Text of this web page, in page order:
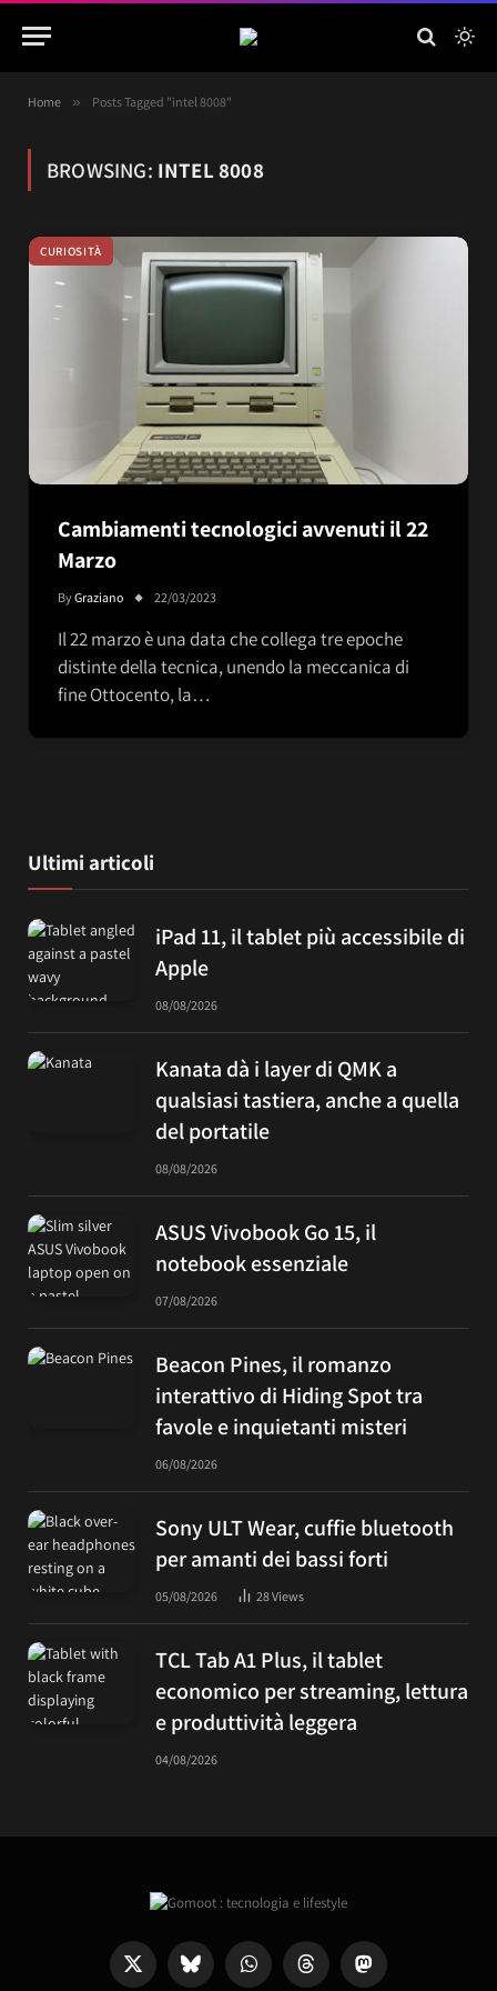
Home » Posts Tagged "intel 8008"
BROWSING: INTEL 8008
CURIOSITÀ
Cambiamenti tecnologici avvenuti il 22
Marzo
ByGraziano 22/03/2023
Il 22 marzo è una data che collega tre epoche
distinte della tecnica, unendo la meccanica di
fine Ottocento, la…
Ultimi articoli
iPad 11, il tablet più accessibile di
Apple
08/08/2026
Kanata dà i layer di QMK a
qualsiasi tastiera, anche a quella
del portatile
08/08/2026
ASUS Vivobook Go 15, il
notebook essenziale
07/08/2026
Beacon Pines, il romanzo
interattivo di Hiding Spot tra
favole e inquietanti misteri
06/08/2026
Sony ULT Wear, cuffie bluetooth
per amanti dei bassi forti
05/08/2026 28Views
TCL Tab A1 Plus, il tablet
economico per streaming, lettura
e produttività leggera
04/08/2026
X
Bluesky WhatsAppThreads Mastodon